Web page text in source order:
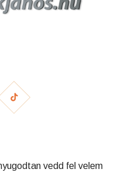
vedd fel velem